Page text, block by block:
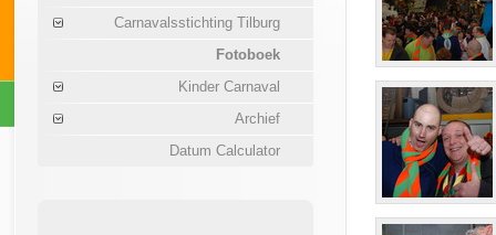
Carnavalsstichting Tilburg
Fotoboek
Kinder Carnaval
Archief
Datum Calculator